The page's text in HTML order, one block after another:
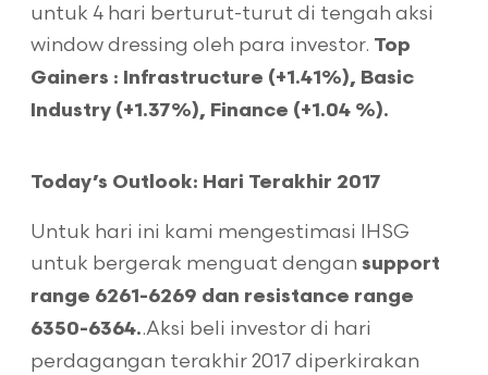
untuk 4 hari berturut-turut di tengah aksi
window dressing oleh para investor. Top
Gainers : Infrastructure (+1.41%), Basic
Industry (+1.37%), Finance (+1.04 %).
Today’s Outlook: Hari Terakhir 2017
Untuk hari ini kami mengestimasi IHSG
untuk bergerak menguat dengan support
range 6261-6269 dan resistance range
6350-6364..Aksi beli investor di hari
perdagangan terakhir 2017 diperkirakan